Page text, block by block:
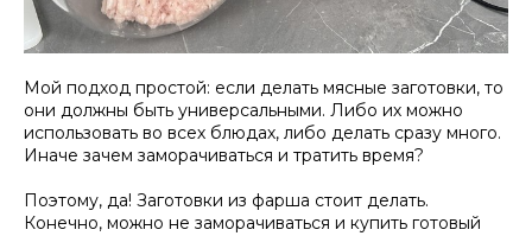
Мой подход простой: если делать мясные заготовки, то
они должны быть универсальными. Либо их можно
использовать во всех блюдах, либо делать сразу много.
Иначе зачем заморачиваться и тратить время?
Поэтому, да! Заготовки из фарша стоит делать.
Конечно, можно не заморачиваться и купить готовый